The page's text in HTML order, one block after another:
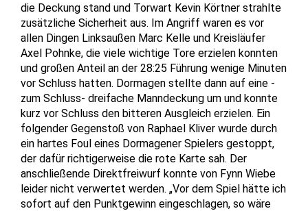
die Deckung stand und Torwart Kevin Körtner strahlte
zusätzliche Sicherheit aus. Im Angriff waren es vor
allen Dingen Linksaußen Marc Kelle und Kreisläufer
Axel Pohnke, die viele wichtige Tore erzielen konnten
und großen Anteil an der 28:25 Führung wenige Minuten
vor Schluss hatten. Dormagen stellte dann auf eine -
zum Schluss- dreifache Manndeckung um und konnte
kurz vor Schluss den bitteren Ausgleich erzielen. Ein
folgender Gegenstoß von Raphael Kliver wurde durch
ein hartes Foul eines Dormagener Spielers gestoppt,
der dafür richtigerweise die rote Karte sah. Der
anschließende Direktfreiwurf konnte von Fynn Wiebe
leider nicht verwertet werden. „Vor dem Spiel hätte ich
sofort auf den Punktgewinn eingeschlagen, so wäre